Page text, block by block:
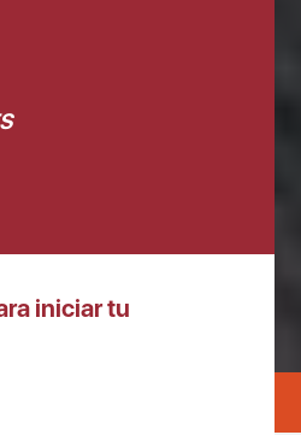
iniciar tu